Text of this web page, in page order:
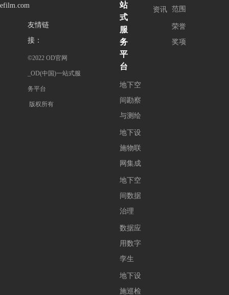
efilm.com
友情链
接：
©2022 OD官网
_OD(中国)一站式服
务平台
版权所有
站
式
服
务
平
地下空
间勘察
与测绘
地下设
施物联
网集成
地下空
间数据
治理
数据应
用数字
孪生
地下设
施巡检
资讯
范围
荣誉
奖项